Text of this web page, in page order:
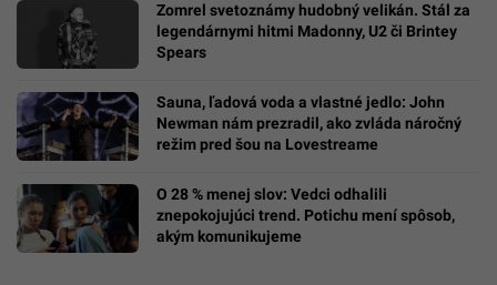
Zomrel svetoznámy hudobný velikán. Stál za
legendárnymi hitmi Madonny, U2 či Brintey
Spears
Sauna, ľadová voda a vlastné jedlo: John
Newman nám prezradil, ako zvláda náročný
režim pred šou na Lovestreame
O 28 % menej slov: Vedci odhalili
znepokojujúci trend. Potichu mení spôsob,
akým komunikujeme